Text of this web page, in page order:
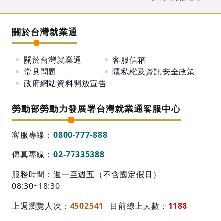
關於台灣就業通
關於台灣就業通
客服信箱
常見問題
隱私權及資訊安全政策
政府網站資料開放宣告
勞動部勞動力發展署台灣就業通客服中心
客服專線： 0800-777-888
傳真專線： 02-77335388
服務時間：週一至週五（不含國定假日）
08:30~18:30
上週瀏覽人次： 4502541 目前線上人數： 1188